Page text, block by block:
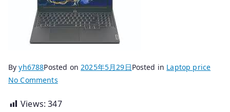
Byyh6788Posted on2025年5月29日Posted in Laptop price
No Commentson
国
Views: 347